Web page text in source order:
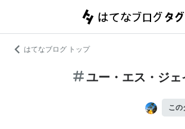
はてなブログ トップ
ユー・エス・ジェ
この